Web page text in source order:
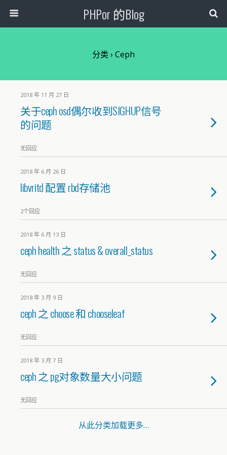
PHPor 的Blog
分类 › Ceph
2018 年 11 月 27 日
关于ceph osd偶尔收到SIGHUP信号
的问题
无回应
2018 年 6 月 26 日
libvritd 配置 rbd存储池
2个回应
2018 年 6 月 13 日
ceph health 之 status & overall_status
无回应
2018 年 3 月 9 日
ceph 之 choose 和 chooseleaf
无回应
2018 年 3 月 7 日
ceph 之 pg对象数量大小问题
无回应
从此分类加载更多…